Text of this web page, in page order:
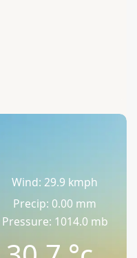
Wind: 29.9 kmph
Precip: 0.00 mm
Pressure: 1014.0 mb